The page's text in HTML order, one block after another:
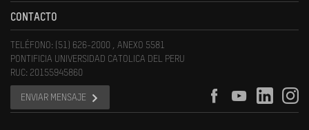
CONTACTO
TELÉFONO: (51) 626-2000 , ANEXO 5581
PONTIFICIA UNIVERSIDAD CATOLICA DEL PERU
RUC: 20155945860
ENVIAR MENSAJE